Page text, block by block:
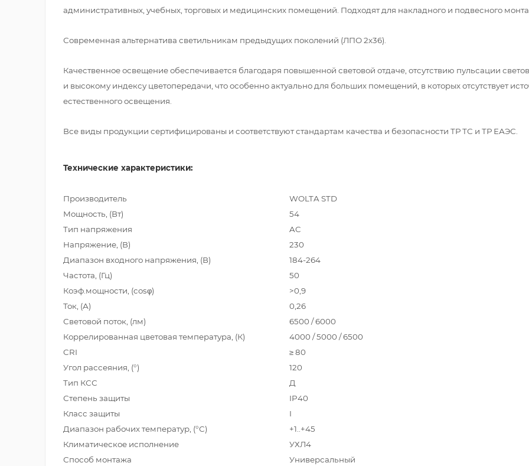
административных, учебных, торговых и медицинских помещений. Подходят для накладного и подвесного
Современная альтернатива светильникам предыдущих поколений (ЛПО 2х36).
Качественное освещение обеспечивается благодаря повышенной световой отдаче, отсутствию пульсации
и высокому индексу цветопередачи, что особенно актуально для больших помещений, в которых отсутствует
естественного освещения.
Все виды продукции сертифицированы и соответствуют стандартам качества и безопасности ТР ТС и ТР ЕАЭС.
Технические характеристики:
Производитель
WOLTA STD
Мощность, (Вт)
54
Тип напряжения
AC
Напряжение, (В)
230
Диапазон входного напряжения, (В)
184-264
Частота, (Гц)
50
Коэф.мощности, (cosφ)
>0,9
Ток, (А)
0,26
Световой поток, (лм)
6500 / 6000
Коррелированная цветовая температура, (К) 4000 / 5000 / 6500
CRI
≥ 80
Угол рассеяния, (°)
120
Тип КСС
Д
Степень защиты
IP40
Класс защиты
I
Диапазон рабочих температур, (°С)
+1..+45
Климатическое исполнение
УХЛ4
Способ монтажа
Универсальный